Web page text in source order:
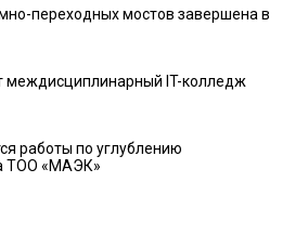
переходных мостов завершена в
междисциплинарный IT-колледж
работы по углублению
ТОО «МАЭК»